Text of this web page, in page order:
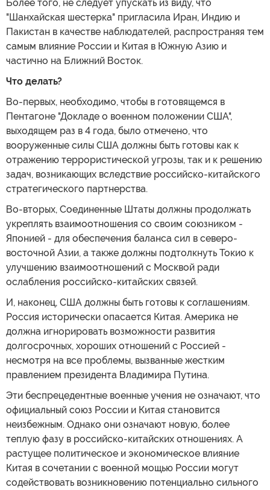
Более того, не следует упускать из виду, что
"Шанхайская шестерка" пригласила Иран, Индию и
Пакистан в качестве наблюдателей, распространяя тем
самым влияние России и Китая в Южную Азию и
частично на Ближний Восток.
Что делать?
Во-первых, необходимо, чтобы в готовящемся в
Пентагоне "Докладе о военном положении США",
выходящем раз в 4 года, было отмечено, что
вооруженные силы США должны быть готовы как к
отражению террористической угрозы, так и к решению
задач, возникающих вследствие российско-китайского
стратегического партнерства.
Во-вторых, Соединенные Штаты должны продолжать
укреплять взаимоотношения со своим союзником -
Японией - для обеспечения баланса сил в северо-
восточной Азии, а также должны подтолкнуть Токио к
улучшению взаимоотношений с Москвой ради
ослабления российско-китайских связей.
И, наконец, США должны быть готовы к соглашениям.
Россия исторически опасается Китая. Америка не
должна игнорировать возможности развития
долгосрочных, хороших отношений с Россией -
несмотря на все проблемы, вызванные жестким
правлением президента Владимира Путина.
Эти беспрецедентные военные учения не означают, что
официальный союз России и Китая становится
неизбежным. Однако они означают новую, более
теплую фазу в российско-китайских отношениях. А
растущее политическое и экономическое влияние
Китая в сочетании с военной мощью России могут
содействовать возникновению потенциально сильного